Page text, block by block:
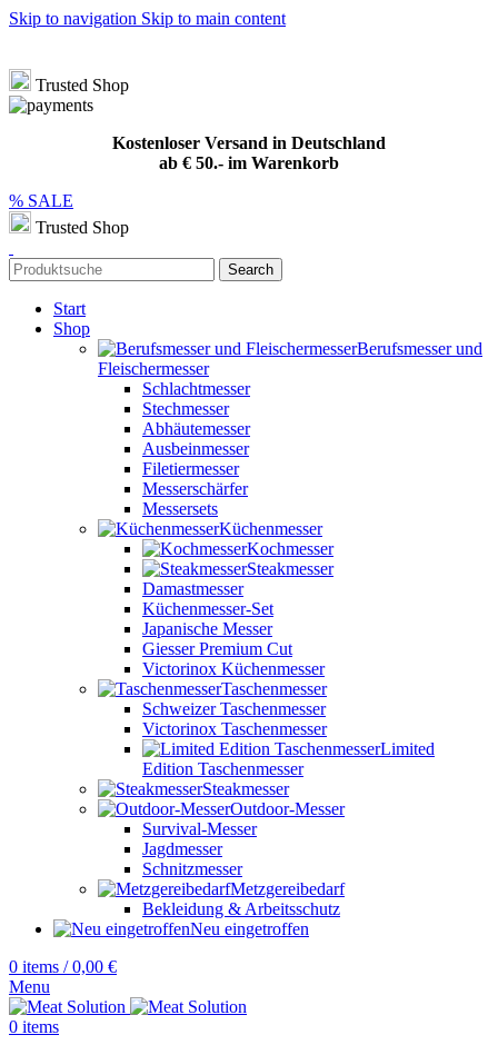
Skip to navigation Skip to main content
Trusted Shop
Kostenloser Versand in Deutschland
ab € 50.- im Warenkorb
% SALE
Trusted Shop
Search
Start
Shop
Berufsmesser und
Fleischermesser
Schlachtmesser
Stechmesser
Abhäutemesser
Ausbeinmesser
Filetiermesser
Messerschärfer
Messersets
Küchenmesser
Kochmesser
Steakmesser
Damastmesser
Küchenmesser-Set
Japanische Messer
Giesser Premium Cut
Victorinox Küchenmesser
Taschenmesser
Schweizer Taschenmesser
Victorinox Taschenmesser
Limited
Edition Taschenmesser
Steakmesser
Outdoor-Messer
Survival-Messer
Jagdmesser
Schnitzmesser
Metzgereibedarf
Bekleidung & Arbeitsschutz
Neu eingetroffen
0 items / 0,00 €
Menu
0 items